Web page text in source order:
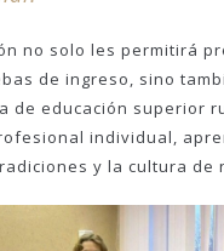
no solo les permitirá
de ingreso, sino
de educación superior
individual,
y la cultura de